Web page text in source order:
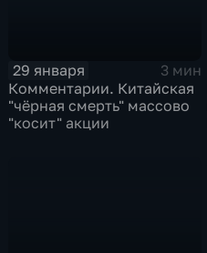
29 января
3 мин
Комментарии. Китайская
"чёрная смерть" массово
"косит" акции